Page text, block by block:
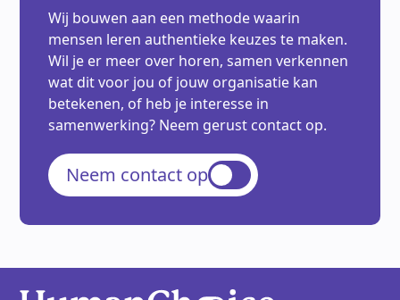
Wij bouwen aan een methode waarin
mensen leren authentieke keuzes te maken.
Wil je er meer over horen, samen verkennen
wat dit voor jou of jouw organisatie kan
betekenen, of heb je interesse in
samenwerking? Neem gerust contact op.
Neem contact op